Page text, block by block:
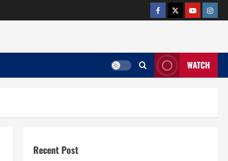
facebooktwitter
WATCH
Recent Post